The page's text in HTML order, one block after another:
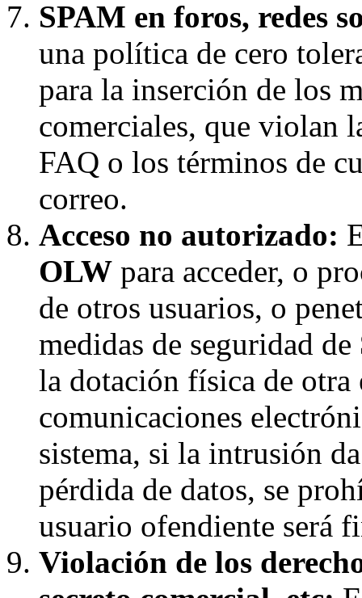
SPAM en foros, redes
una política de cero
para la inserción de los
comerciales, que violan
FAQ o los términos de
correo.
Acceso no autorizado:
OLW para acceder, o
de otros usuarios, o
medidas de seguridad de
la dotación física de otra
comunicaciones
sistema, si la intrusión
pérdida de datos, se
usuario ofendiente será
Violación de los